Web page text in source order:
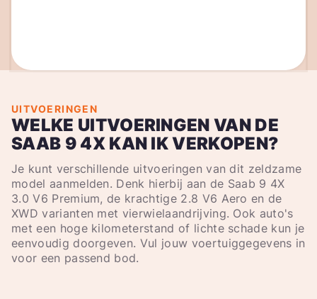
UITVOERINGEN
WELKE UITVOERINGEN VAN DE
SAAB 9 4X KAN IK VERKOPEN?
Je kunt verschillende uitvoeringen van dit zeldzame
model aanmelden. Denk hierbij aan de Saab 9 4X
3.0 V6 Premium, de krachtige 2.8 V6 Aero en de
XWD varianten met vierwielaandrijving. Ook auto's
met een hoge kilometerstand of lichte schade kun je
eenvoudig doorgeven. Vul jouw voertuiggegevens in
voor een passend bod.